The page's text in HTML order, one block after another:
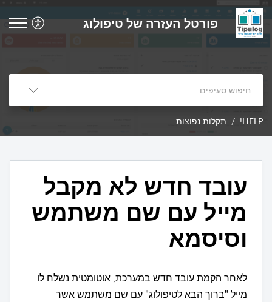
פורטל העזרה של טיפולוג
HELP! תקלות נפוצות
עובד חדש לא מקבל
מייל עם שם משתמש
וסיסמא
לאחר הקמת עובד חדש במערכת, אוטומטית נשלח לו
מייל "ברוך הבא לטיפולוג" עם שם משתמש אשר